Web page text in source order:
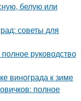
белую или
советы для
руководство
винограда к зиме
полное